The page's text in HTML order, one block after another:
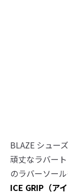
BLAZE シュー
頑丈なラバー
のラバーソー
ICE GRIP（ア